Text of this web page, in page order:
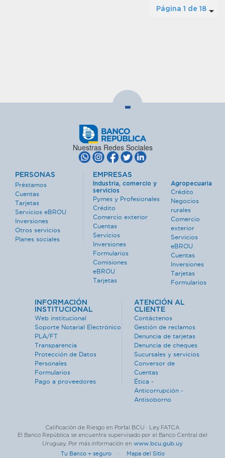
Página 1 de 18
-
Nuestras Redes Sociales
PERSONAS
Préstamos
Cuentas
Tarjetas
Servicios eBROU
Inversiones
Otros servicios
Planes sociales
EMPRESAS
Industria, comercio y
servicios
Pymes y Profesionales
Crédito
Comercio exterior
Cuentas
Servicios
Inversiones
Formularios
Comisiones
eBROU
Tarjetas
Agropecuaria
Crédito
Negocios
rurales
Comercio
exterior
Servicios
eBROU
Cuentas
Inversiones
Tarjetas
Formularios
INFORMACIÓN
INSTITUCIONAL
Web institucional
Soporte Notarial Electrónico
PLA/FT
Transparencia
Protección de Datos
Personales
Formularios
Pago a proveedores
ATENCIÓN AL
CLIENTE
Contáctenos
Gestión de reclamos
Denuncia de tarjetas
Denuncia de cheques
Sucursales y servicios
Conversor de
Cuentas
Ética -
Anticorrupción -
Antisoborno
Calificación de Riesgo en Portal BCU · Ley FATCA
El Banco República se encuentra supervisado por el Banco Central del
Uruguay. Por más información en www.bcu.gub.uy
Tu Banco + seguro · Mapa del Sitio